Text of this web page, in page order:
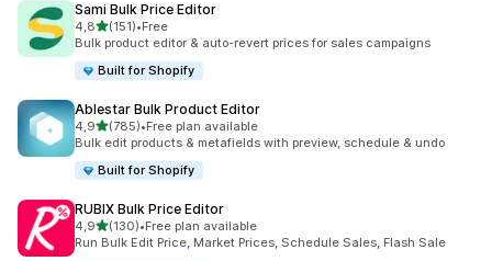
Sami Bulk Price Editor
4,8de 5 estrelas
(151)
151 total de avaliações
•Free
Bulk product editor & auto-revert prices for sales campaigns
Built for Shopify
Ablestar Bulk Product Editor
4,9de 5 estrelas
(785)
785 total de avaliações
•Free plan available
Bulk edit products & metafields with preview, schedule & undo
Built for Shopify
RUBIX Bulk Price Editor
4,9de 5 estrelas
(130)
130 total de avaliações
•Free plan available
Run Bulk Edit Price, Market Prices, Schedule Sales, Flash Sale